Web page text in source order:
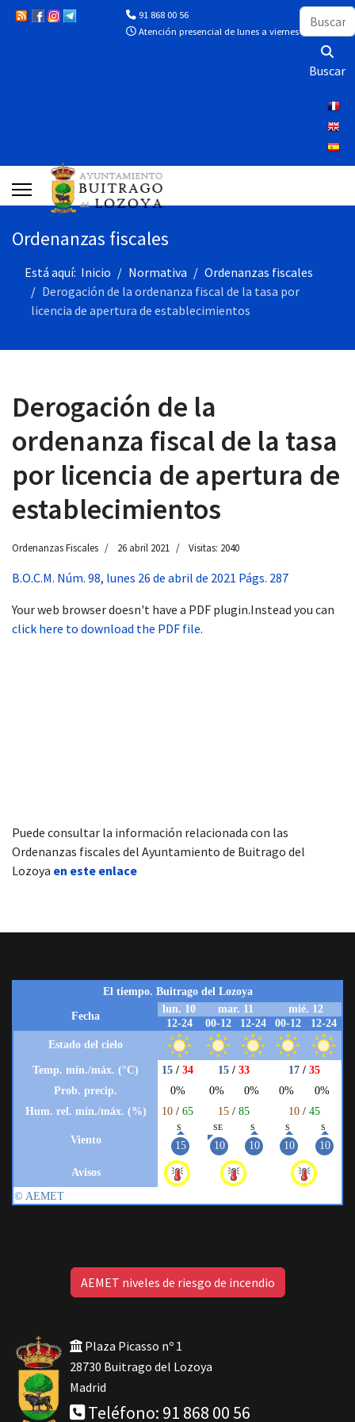
91 868 00 56
Atención presencial de lunes a viernes de 10:00 a
Buscar
Buscar
Ordenanzas fiscales
Está aquí: Inicio Normativa
Ordenanzas fiscales
Derogación de la ordenanza fiscal de la tasa por
licencia de apertura de establecimientos
Derogación de la
ordenanza fiscal de la tasa
por licencia de apertura de
establecimientos
Ordenanzas Fiscales 26 abril 2021 Visitas: 2040
B.O.C.M. Núm. 98, lunes 26 de abril de 2021 Págs. 287
Your web browser doesn't have a PDF plugin.Instead you can
click here to download the PDF file.
Puede consultar la información relacionada con las
Ordenanzas fiscales del Ayuntamiento de Buitrago del
Lozoya en este enlace
AEMET niveles de riesgo de incendio
Plaza Picasso nº 1
28730 Buitrago del Lozoya
Madrid
Teléfono: 91 868 00 56